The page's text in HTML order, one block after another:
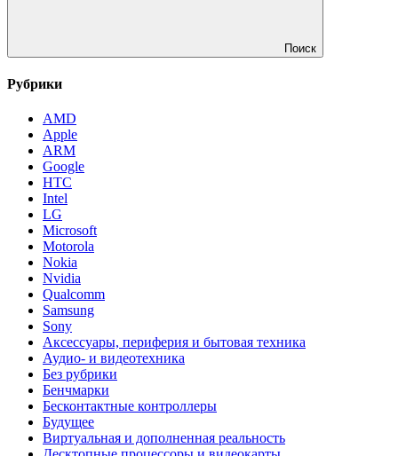
Поиск
Рубрики
AMD
Apple
ARM
Google
HTC
Intel
LG
Microsoft
Motorola
Nokia
Nvidia
Qualcomm
Samsung
Sony
Аксессуары, периферия и бытовая техника
Аудио- и видеотехника
Без рубрики
Бенчмарки
Бесконтактные контроллеры
Будущее
Виртуальная и дополненная реальность